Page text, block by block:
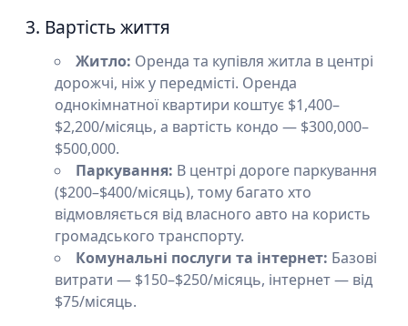
3. Вартість життя
Житло: Оренда та купівля житла в центрі
дорожчі, ніж у передмісті. Оренда
однокімнатної квартири коштує $1,400–
$2,200/місяць, а вартість кондо — $300,000–
$500,000.
Паркування: В центрі дороге паркування
($200–$400/місяць), тому багато хто
відмовляється від власного авто на користь
громадського транспорту.
Комунальні послуги та інтернет: Базові
витрати — $150–$250/місяць, інтернет — від
$75/місяць.